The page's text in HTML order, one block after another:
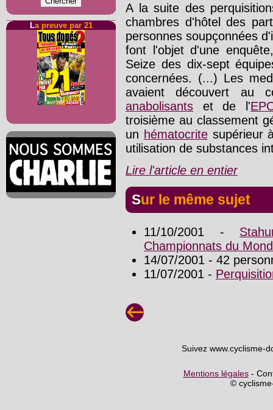
La preuve par 21
A la suite des
chambres d'hôtel des
personnes soupçonnées
font l'objet d'une
Seize des dix-sept
concernées. (...) Les
avaient découvert
anabolisants et de l'
troisième au classement
un hématocritesupérieur
utilisation de substances
Lire l'article en entier
Sur le même sujet
11/10/2001 -
Championnats du
14/07/2001 - 42
11/07/2001 -
Suivez www.cyclisme-
Mentions légales-
©